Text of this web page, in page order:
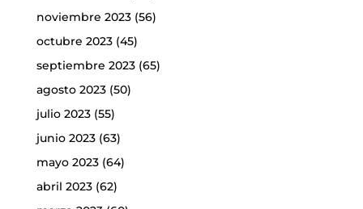
noviembre 2023(56)
octubre 2023(45)
septiembre 2023(65)
agosto 2023(50)
julio 2023(55)
junio 2023(63)
mayo 2023(64)
abril 2023(62)